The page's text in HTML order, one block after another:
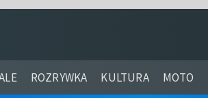
ROZRYWKA KULTURA MOTO